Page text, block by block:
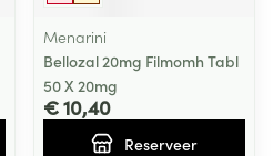
Menarini
Bellozal 20mg Filmomh Tabl
50 X 20mg
€ 10,40
Reserveer